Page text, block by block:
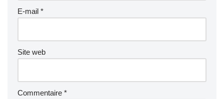
E-mail *
Site web
Commentaire *